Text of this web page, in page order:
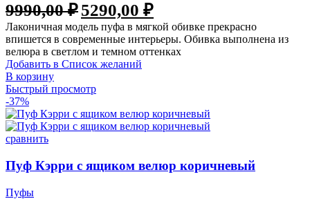
9990,00₽5290,00 ₽
Лаконичная модель пуфа в мягкой обивке прекрасно
впишется в современные интерьеры. Обивка выполнена из
велюра в светлом и темном оттенках
Добавить в Список желаний
В корзину
Быстрый просмотр
-37%
сравнить
Пуф Кэрри с ящиком велюр коричневый
Пуфы